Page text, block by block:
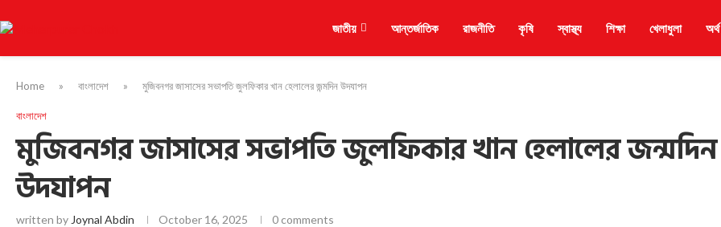
জাতীয় আন্তর্জাতিক রাজনীতি কৃষি স্বাস্থ্য শিক্ষা খেলাধুলা
Home » বাংলাদেশ » মুজিবনগর জাসাসের সভাপতি জুলফিকার খান হেলালের জন্মদিন উদযাপন
বাংলাদেশ
মুজিবনগর জাসাসের সভাপতি জুলফিকার খান হেলালের জন্মদিন
উদযাপন
written by Joynal Abdin October 16, 2025 0 comments